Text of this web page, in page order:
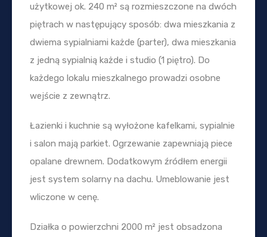
użytkowej ok. 240 m² są rozmieszczone na dwóch
piętrach w następujący sposób: dwa mieszkania z
dwiema sypialniami każde (parter), dwa mieszkania
z jedną sypialnią każde i studio (1 piętro). Do
każdego lokalu mieszkalnego prowadzi osobne
wejście z zewnątrz.
Łazienki i kuchnie są wyłożone kafelkami, sypialnie
i salon mają parkiet. Ogrzewanie zapewniają piece
opalane drewnem. Dodatkowym źródłem energii
jest system solarny na dachu. Umeblowanie jest
wliczone w cenę.
Działka o powierzchni 2000 m² jest obsadzona